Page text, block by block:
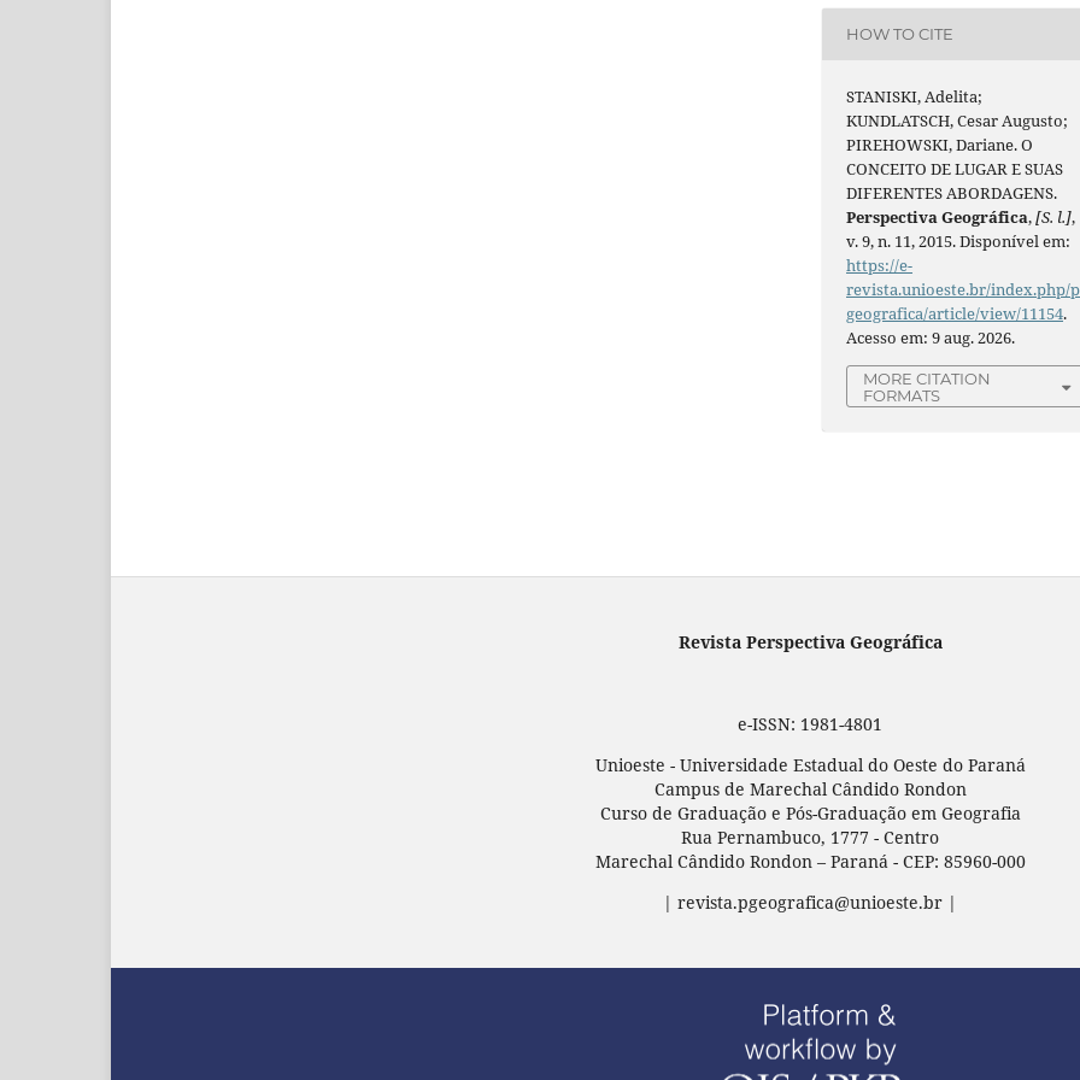
HOW TO CITE
STANISKI, Adelita;
KUNDLATSCH, Cesar Augusto;
PIREHOWSKI, Dariane. O
CONCEITO DE LUGAR E SUAS
DIFERENTES ABORDAGENS.
Perspectiva Geográfica,[S. l.],
v. 9, n. 11, 2015. Disponível em:
https://e-
revista.unioeste.br/index.php/p
geografica/article/view/11154.
Acesso em: 9 aug. 2026.
MORE CITATION
FORMATS
Revista Perspectiva Geográfica
e-ISSN: 1981-4801
Unioeste - Universidade Estadual do Oeste do Paraná
Campus de Marechal Cândido Rondon
Curso de Graduação e Pós-Graduação em Geografia
Rua Pernambuco, 1777 - Centro
Marechal Cândido Rondon – Paraná - CEP: 85960-000
| revista.pgeografica@unioeste.br |